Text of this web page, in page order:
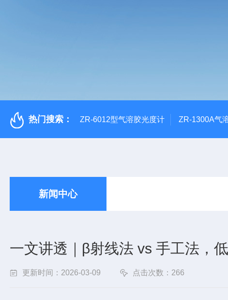
热门搜索： ZR-6012型气溶胶光度计 ZR-1300A气
新闻中心
一文讲透｜β射线法 vs 手工法，
更新时间：2026-03-09 点击次数：266